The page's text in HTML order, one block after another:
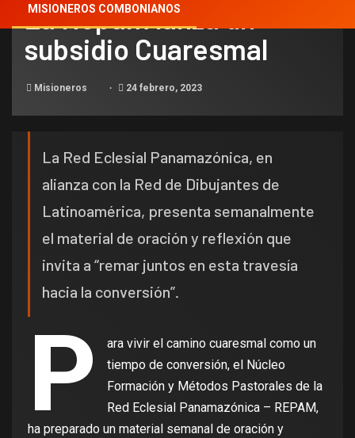
MISIONEROS COMBONIANOS
La Repam lanza un
subsidio Cuaresmal
Misioneros 24 febrero, 2023
La Red Eclesial Panamazónica, en
alianza con la Red de Dibujantes de
Latinoamérica, presenta semanalmente
el material de oración y reflexión que
invita a “remar juntos en esta travesía
hacia la conversión”.
P
ara vivir el camino cuaresmal como un
tiempo de conversión, el Núcleo
Formación y Métodos Pastorales de la
Red Eclesial Panamazónica – REPAM,
ha preparado un material semanal de oración y